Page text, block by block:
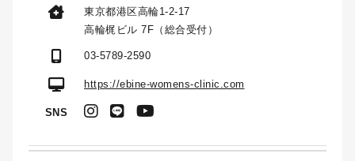
東京都港区高輪1-2-17
高輪梶ビル 7F（総合受付）
03-5789-2590
https://ebine-womens-clinic.com
SNS